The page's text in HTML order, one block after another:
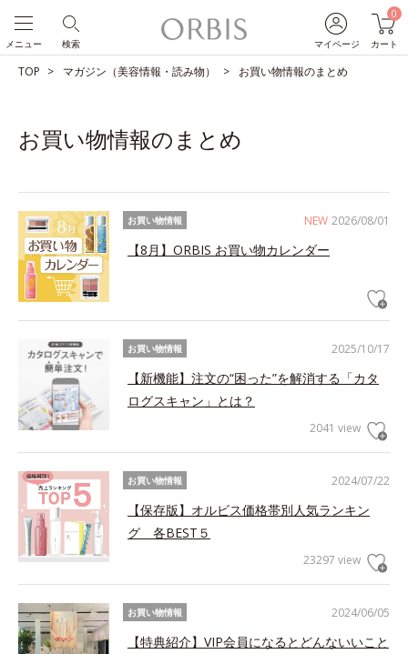
マイページ
0
カート
検索
メニュー
TOP マガジン（美容情報・読み物） お買い物情報のまとめ
お買い物情報のまとめ
NEW 2026/08/01
お買い物情報
【8月】ORBIS お買い物カレンダー
2025/10/17
お買い物情報
【新機能】注文の“困った”を解消する「カタ
ログスキャン」とは？
2041 view
2024/07/22
お買い物情報
【保存版】オルビス価格帯別人気ランキン
グ 各BEST５
23297 view
2024/06/05
お買い物情報
【特典紹介】VIP会員になるとどんないいこと